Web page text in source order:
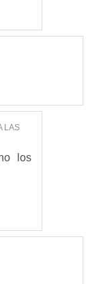
LAS
los